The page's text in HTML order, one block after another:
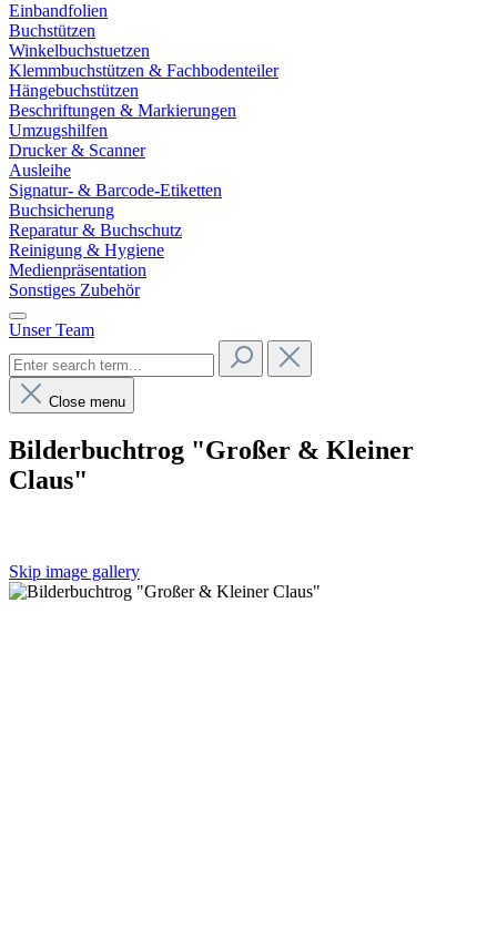
Einbandfolien
Buchstützen
Winkelbuchstuetzen
Klemmbuchstützen & Fachbodenteiler
Hängebuchstützen
Beschriftungen & Markierungen
Umzugshilfen
Drucker & Scanner
Ausleihe
Signatur- & Barcode-Etiketten
Buchsicherung
Reparatur & Buchschutz
Reinigung & Hygiene
Medienpräsentation
Sonstiges Zubehör
Unser Team
Close menu
Bilderbuchtrog "Großer & Kleiner
Claus"
Skip image gallery